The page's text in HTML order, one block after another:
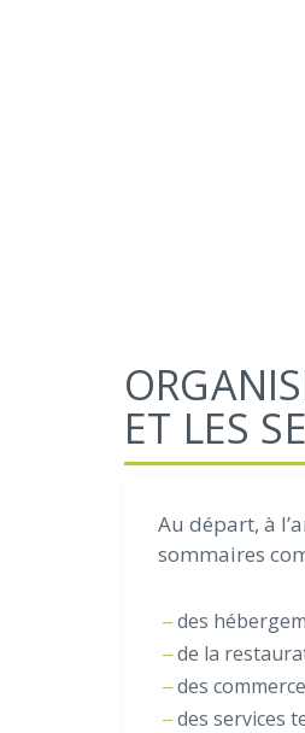
ET LES
Au départ, à
sommaires
des
de la
des
des services